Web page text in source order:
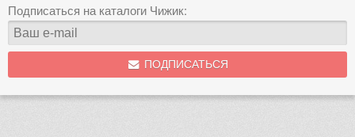
Подписаться на каталоги Чижик:
ПОДПИСАТЬСЯ